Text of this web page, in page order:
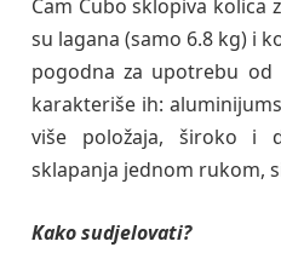
Cam Cubo sklopiva kolica
su lagana (samo 6.8 kg) i
pogodna za upotrebu od
karakteriše ih:
više položaja, široko i
sklapanja jednom rukom,
Kako sudjelovati?